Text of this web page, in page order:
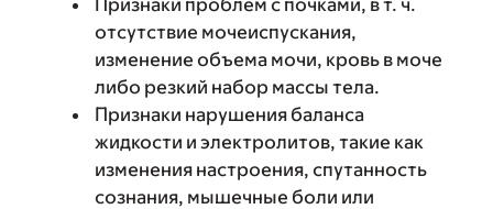
Признаки проблем с почками, в т. ч.
отсутствие мочеиспускания,
изменение объема мочи, кровь в моче
либо резкий набор массы тела.
Признаки нарушения баланса
жидкости и электролитов, такие как
изменения настроения, спутанность
сознания, мышечные боли или